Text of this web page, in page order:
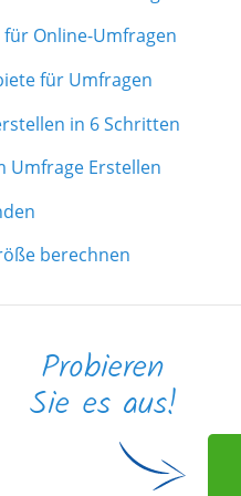
Online-Umfragen
für Umfragen
in 6 Schritten
Umfrage Erstellen
berechnen